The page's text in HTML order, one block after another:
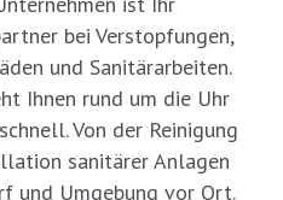
bei Verstopfungen,
und Sanitärarbeiten.
Ihnen rund um die Uhr
Von der Reinigung
sanitärer Anlagen
und Umgebung vor Ort.